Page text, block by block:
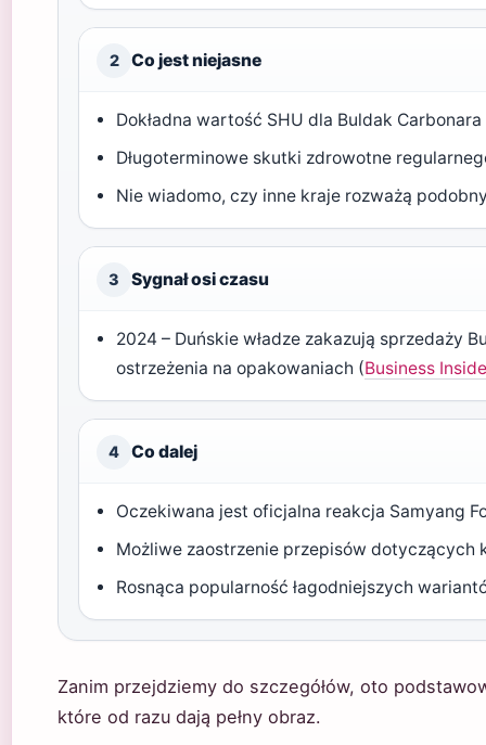
2 Co jest niejasne
Dokładna wartość SHU dla Buldak
Długoterminowe skutki zdrowotne
Nie wiadomo, czy inne kraje rozważą
3 Sygnał osi czasu
2024 – Duńskie władze zakazują sprzedaży
ostrzeżenia na opakowaniach (Business
4 Co dalej
Oczekiwana jest oficjalna reakcja Samyang
Możliwe zaostrzenie przepisów dotyczących
Rosnąca popularność łagodniejszych
Zanim przejdziemy do szczegółów, oto
które od razu dają pełny obraz.